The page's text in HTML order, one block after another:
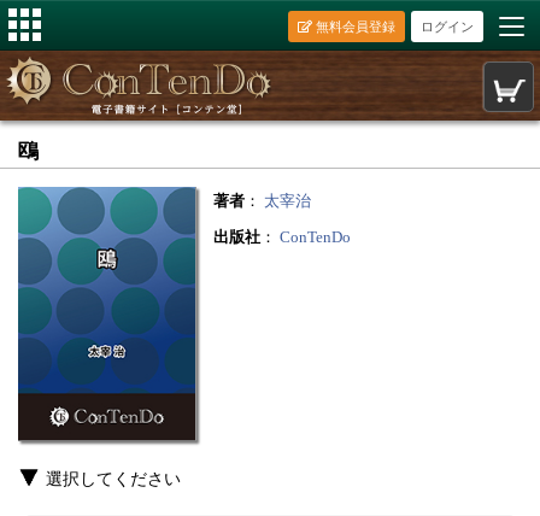
ログイン
無料会員登録
鴎
著者 ： 太宰治
出版社 ： ConTenDo
選択してください